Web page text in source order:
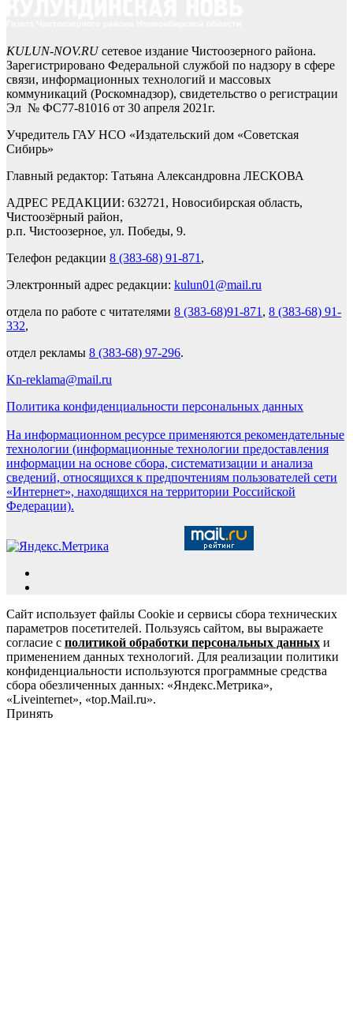
KULUN-NOV.RUсетевое издание Чистоозерного района.
Зарегистрировано Федеральной службой по надзору в сфере
связи, информационных технологий и массовых
коммуникаций (Роскомнадзор), свидетельство о регистрации
Эл № ФС77-81016 от 30 апреля 2021г.
Учредитель ГАУ НСО «Издательский дом «Советская
Сибирь»
Главный редактор: Татьяна Александровна ЛЕСКОВА
АДРЕС РЕДАКЦИИ: 632721, Новосибирская область,
Чистоозёрный район,
р.п. Чистоозерное, ул. Победы, 9.
Телефон редакции 8 (383-68) 91-871 ,
Электронный адрес редакции: kulun01@mail.ru
отдела по работе с читателями 8 (383-68)91-871 , 8 (383-68) 91-
332,
отдел рекламы 8 (383-68) 97-296.
Kn-reklama@mail.ru
Политика конфиденциальности персональных данных
На информационном ресурсе применяются рекомендательные
технологии (информационные технологии предоставления
информации на основе сбора, систематизации и анализа
сведений, относящихся к предпочтениям пользователей сети
«Интернет», находящихся на территории Российской
Федерации).
Сайт использует файлы Cookie и сервисы сбора технических
параметров посетителей. Пользуясь сайтом, вы выражаете
согласие с политикой обработки персональных данных и
применением данных технологий. Для реализации политики
конфиденциальности используются программные средства
сбора обезличенных данных: «Яндекс.Метрика»,
«Liveinternet», «top.Mail.ru».
Принять